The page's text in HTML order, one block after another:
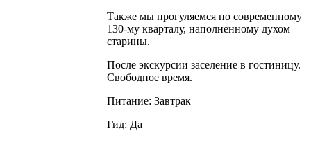
Также мы прогуляемся по современному
130-му кварталу, наполненному духом
старины.
После экскурсии заселение в гостиницу.
Свободное время.
Питание: Завтрак
Гид: Да